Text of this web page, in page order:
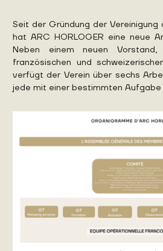
Seit der Gründung der
hat ARC HORLOGER eine neue
Neben einem neuen
französischen und
verfügt der Verein über sechs
jede mit einer bestimmten